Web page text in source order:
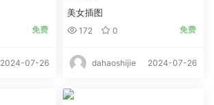
免费
2024-07-26
美女插图
172 0 免费
dahaoshijie 2024-07-26